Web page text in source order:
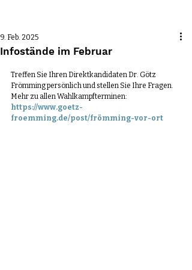
Infostände im Februar
9. Feb. 2025
Treffen Sie Ihren Direktkandidaten Dr. Götz
Frömming persönlich und stellen Sie Ihre Fragen.
Mehr zu allen Wahlkampfterminen:
https://www.goetz-
froemming.de/post/frömming-vor-ort